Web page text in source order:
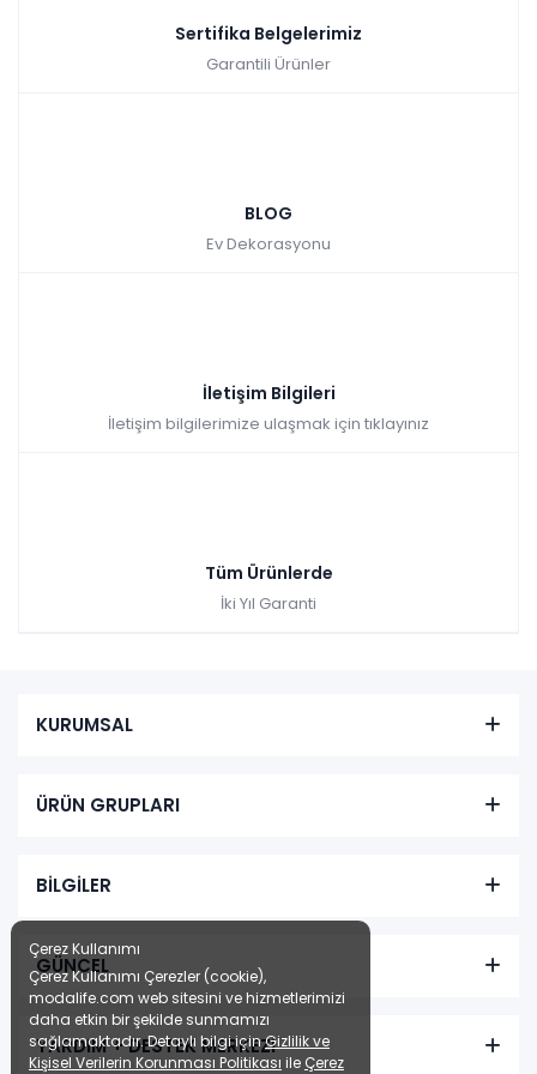
Sertifika Belgelerimiz
Garantili Ürünler
BLOG
Ev Dekorasyonu
İletişim Bilgileri
İletişim bilgilerimize ulaşmak için tıklayınız
Tüm Ürünlerde
İki Yıl Garanti
KURUMSAL
ÜRÜN GRUPLARI
BİLGİLER
GÜNCEL
YARDIM + DESTEK MERKEZİ
Çerez Kullanımı
Çerez Kullanımı Çerezler (cookie),
modalife.com web sitesini ve hizmetlerimizi
daha etkin bir şekilde sunmamızı
sağlamaktadır. Detaylı bilgi içinGizlilik ve
Kişisel Verilerin Korunması Politikası ile Çerez